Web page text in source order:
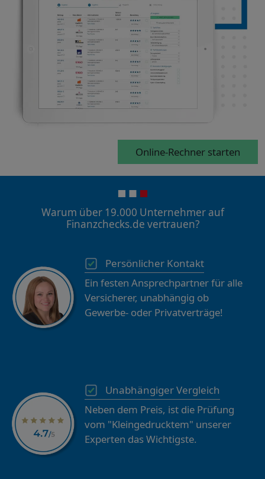
Online-Rechner starten
Warum über 19.000 Unternehmer auf
Finanzchecks.de vertrauen?
Persönlicher Kontakt
Ein festen Ansprechpartner für alle
Versicherer, unabhängig ob
Gewerbe- oder Privatverträge!
Unabhängiger Vergleich
Neben dem Preis, ist die Prüfung
vom "Kleingedrucktem" unserer
Experten das Wichtigste.